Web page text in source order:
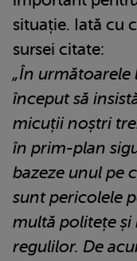
situație. Iată cu
sursei citate:
„În următoarele
început să
micuții noștri
în prim-plan
bazeze unul pe
sunt pericolele
multă politețe și
regulilor. De